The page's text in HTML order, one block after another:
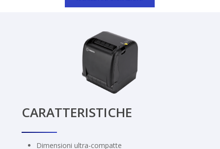
CARATTERISTICHE
Dimensioni ultra-compatte